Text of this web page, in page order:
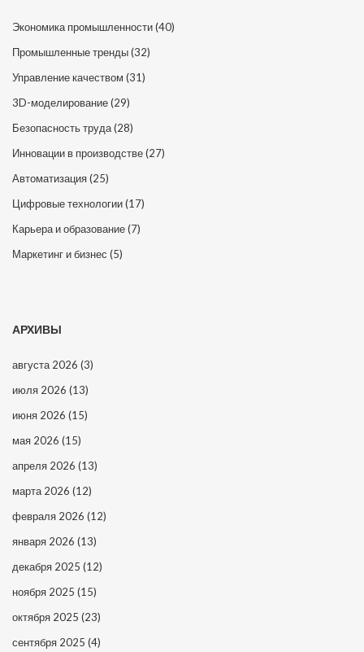
Экономика промышленности(40)
Промышленные тренды(32)
Управление качеством (31)
3D-моделирование(29)
Безопасность труда(28)
Инновации в производстве(27)
Автоматизация(25)
Цифровые технологии(17)
Карьера и образование(7)
Маркетинг и бизнес (5)
АРХИВЫ
августа 2026 (3)
июля 2026 (13)
июня 2026 (15)
мая 2026 (15)
апреля 2026 (13)
марта 2026 (12)
февраля 2026 (12)
января 2026 (13)
декабря 2025 (12)
ноября 2025 (15)
октября 2025 (23)
сентября 2025 (4)